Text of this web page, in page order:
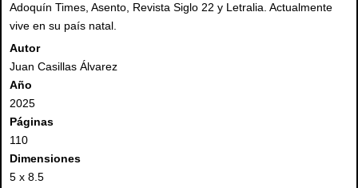
Adoquín Times, Asento, Revista Siglo 22 y Letralia. Actualmente
vive en su país natal.
Autor
Juan Casillas Álvarez
Año
2025
Páginas
110
Dimensiones
5 x 8.5